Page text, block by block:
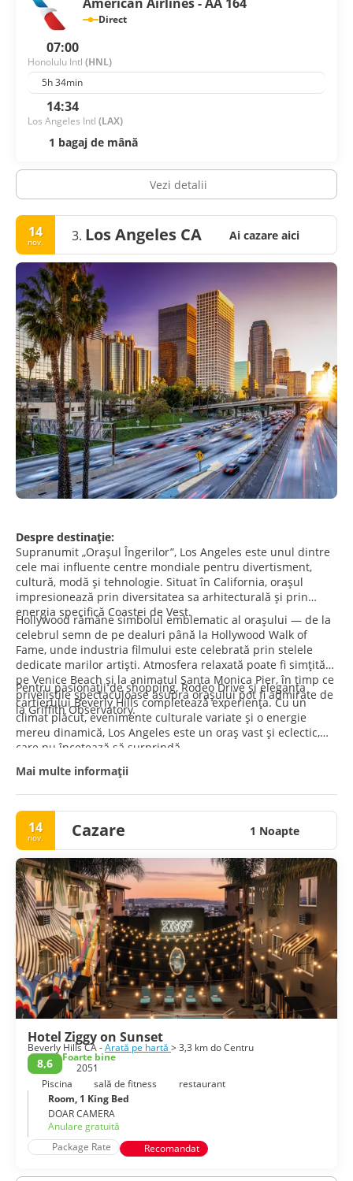
Direct
07:00
Honolulu Intl (HNL)
5h 34min
14:34
Los Angeles Intl (LAX)
1 bagaj de mână
Vezi detalii
14
nov. 3. Los Angeles CA Ai cazare aici
Despre destinație:
Supranumit „Orașul Îngerilor”, Los Angeles este unul dintre
cele mai influente centre mondiale pentru divertisment,
cultură, modă și tehnologie. Situat în California, orașul
impresionează prin diversitatea sa arhitecturală și prin
energia specifică Coastei de Vest.
Hollywood rămâne simbolul emblematic al orașului — de la
celebrul semn de pe dealuri până la Hollywood Walk of
Fame, unde industria filmului este celebrată prin stelele
dedicate marilor artiști. Atmosfera relaxată poate fi simțită
pe Venice Beach și la animatul Santa Monica Pier, în timp ce
priveliștile spectaculoase asupra orașului pot fi admirate de
la Griffith Observatory.
Pentru pasionații de shopping, Rodeo Drive și eleganța
cartierului Beverly Hills completează experiența. Cu un
climat plăcut, evenimente culturale variate și o energie
mereu dinamică, Los Angeles este un oraș vast și eclectic,
care nu încetează să surprindă.
Mai multe informații
14
nov. Cazare 1 Noapte
Hotel Ziggy on Sunset
Beverly Hills CA -Arată pe hartă > 3,3 km do Centru
8,6
Foarte bine
2051
Piscina
sală de fitness
restaurant
Room, 1 King Bed
DOAR CAMERA
Anulare gratuită
Package Rate
Recomandat